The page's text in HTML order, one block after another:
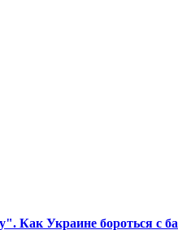
Как Украине бороться с